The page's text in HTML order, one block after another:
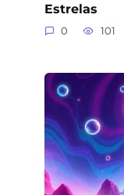
Estrelas
0 101